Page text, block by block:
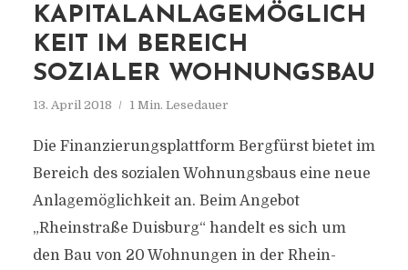
KAPITALANLAGEMÖGLICH
KEIT IM BEREICH
SOZIALER WOHNUNGSBAU
13. April 2018 1 Min. Lesedauer
Die Finanzierungsplattform Bergfürst bietet im
Bereich des sozialen Wohnungsbaus eine neue
Anlagemöglichkeit an. Beim Angebot
„Rheinstraße Duisburg“ handelt es sich um
den Bau von 20 Wohnungen in der Rhein-